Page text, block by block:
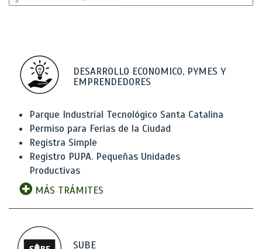
DESARROLLO ECONOMICO, PYMES Y
EMPRENDEDORES
Parque Industrial Tecnológico Santa Catalina
Permiso para Ferias de la Ciudad
Registra Simple
Registro PUPA. Pequeñas Unidades
Productivas
MÁS TRÁMITES
SUBE